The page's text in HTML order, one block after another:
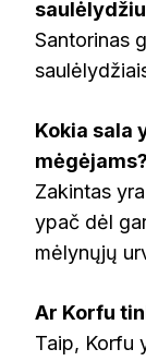
Santorinas
Kokia sala
mėgėjams?
Zakintas
ypač dėl
mėlynųjų
Ar Korfu
Taip, Korfu